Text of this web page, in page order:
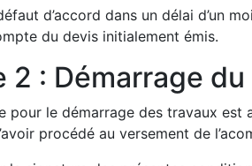
d’accord dans un délai d’un
du devis initialement émis.
2 : Démarrage
pour le démarrage des travaux est
procédé au versement de